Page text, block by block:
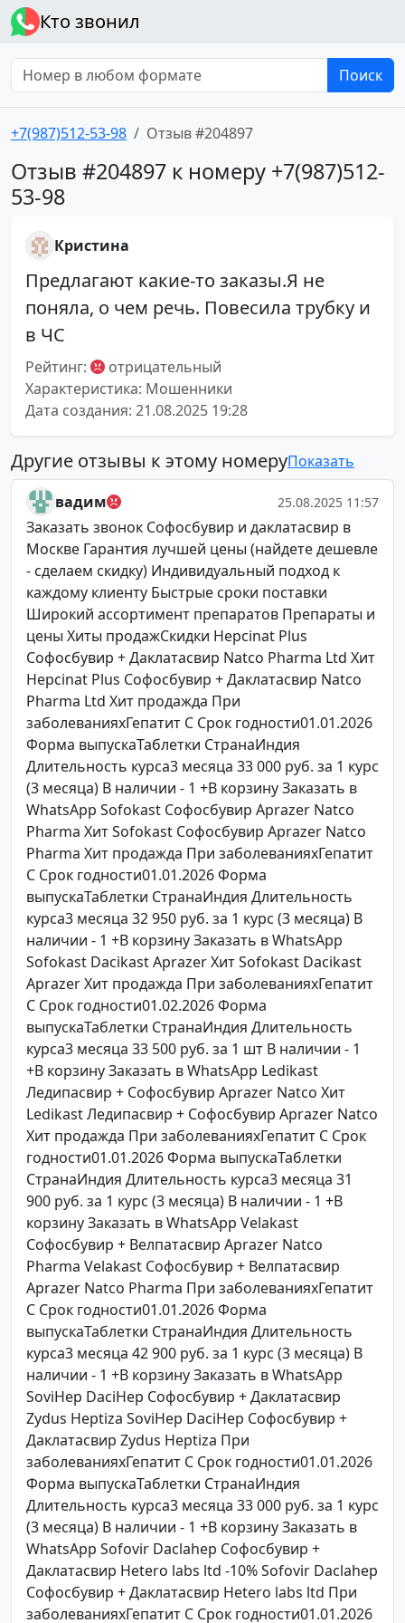
Кто звонил
Поиск
+7(987)512-53-98 Отзыв #204897
Отзыв #204897 к номеру +7(987)512-
53-98
Кристина
Предлагают какие-то заказы.Я не
поняла, о чем речь. Повесила трубку и
в ЧС
Рейтинг:
отрицательный
Характеристика: Мошенники
Дата создания: 21.08.2025 19:28
Другие отзывы к этому номеруПоказать
вадим 25.08.2025 11:57
Заказать звонок Софосбувир и даклатасвир в
Москве Гарантия лучшей цены (найдете дешевле
- сделаем скидку) Индивидуальный подход к
каждому клиенту Быстрые сроки поставки
Широкий ассортимент препаратов Препараты и
цены Хиты продажСкидки Hepcinat Plus
Софосбувир + Даклатасвир Natco Pharma Ltd Хит
Hepcinat Plus Софосбувир + Даклатасвир Natco
Pharma Ltd Хит продажда При
заболеванияхГепатит C Срок годности01.01.2026
Форма выпускаТаблетки СтранаИндия
Длительность курса3 месяца 33 000 руб. за 1 курс
(3 месяца) В наличии - 1 +В корзину Заказать в
WhatsApp Sofokast Софосбувир Aprazer Natco
Pharma Хит Sofokast Софосбувир Aprazer Natco
Pharma Хит продажда При заболеванияхГепатит
C Срок годности01.01.2026 Форма
выпускаТаблетки СтранаИндия Длительность
курса3 месяца 32 950 руб. за 1 курс (3 месяца) В
наличии - 1 +В корзину Заказать в WhatsApp
Sofokast Dacikast Aprazer Хит Sofokast Dacikast
Aprazer Хит продажда При заболеванияхГепатит
C Срок годности01.02.2026 Форма
выпускаТаблетки СтранаИндия Длительность
курса3 месяца 33 500 руб. за 1 шт В наличии - 1
+В корзину Заказать в WhatsApp Ledikast
Ледипасвир + Софосбувир Aprazer Natco Хит
Ledikast Ледипасвир + Софосбувир Aprazer Natco
Хит продажда При заболеванияхГепатит C Срок
годности01.01.2026 Форма выпускаТаблетки
СтранаИндия Длительность курса3 месяца 31
900 руб. за 1 курс (3 месяца) В наличии - 1 +В
корзину Заказать в WhatsApp Velakast
Софосбувир + Велпатасвир Aprazer Natco
Pharma Velakast Софосбувир + Велпатасвир
Aprazer Natco Pharma При заболеванияхГепатит
C Срок годности01.01.2026 Форма
выпускаТаблетки СтранаИндия Длительность
курса3 месяца 42 900 руб. за 1 курс (3 месяца) В
наличии - 1 +В корзину Заказать в WhatsApp
SoviHep DaciHep Софосбувир + Даклатасвир
Zydus Heptiza SoviHep DaciHep Софосбувир +
Даклатасвир Zydus Heptiza При
заболеванияхГепатит C Срок годности01.01.2026
Форма выпускаТаблетки СтранаИндия
Длительность курса3 месяца 33 000 руб. за 1 курс
(3 месяца) В наличии - 1 +В корзину Заказать в
WhatsApp Sofovir Daclahep Софосбувир +
Даклатасвир Hetero labs ltd -10% Sofovir Daclahep
Софосбувир + Даклатасвир Hetero labs ltd При
заболеванияхГепатит C Срок годности01.01.2026